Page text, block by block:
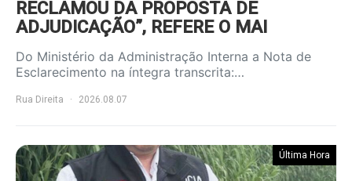
RECLAMOU DA PROPOSTA DE
ADJUDICAÇÃO”, REFERE O MAI
Do Ministério da Administração Interna a Nota de
Esclarecimento na íntegra transcrita:…
Rua Direita 2026.08.07
Última Hora